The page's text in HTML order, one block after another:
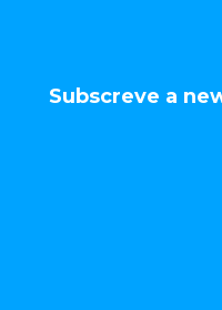
Subscreve a